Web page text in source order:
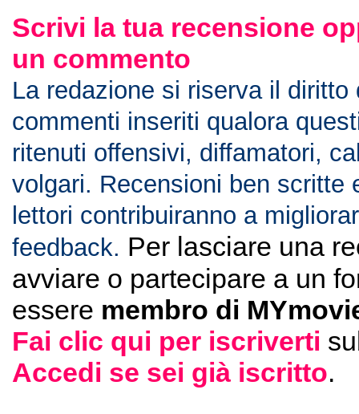
Scrivi la tua recensione
un commento
La redazione si riserva il diritto
commenti inseriti qualora
ritenuti offensivi, diffamatori,
volgari. Recensioni ben scritte
lettori contribuiranno a
feedback. Per lasciare una
avviare o partecipare a un
essere membro di
Fai clic qui per iscriverti
Accedi se sei già iscritto.